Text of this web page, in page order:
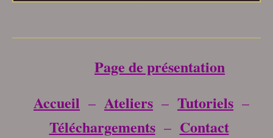
Page de présentation
Accueil – Ateliers – Tutoriels –
Téléchargements– Contact